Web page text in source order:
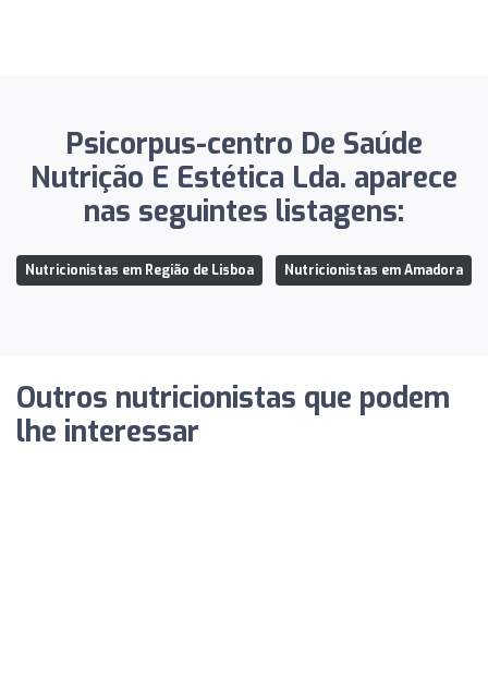
Psicorpus-centro De Saúde
Nutrição E Estética Lda. aparece
nas seguintes listagens:
Nutricionistas em Região de Lisboa Nutricionistas em Amadora
Outros nutricionistas que podem
lhe interessar